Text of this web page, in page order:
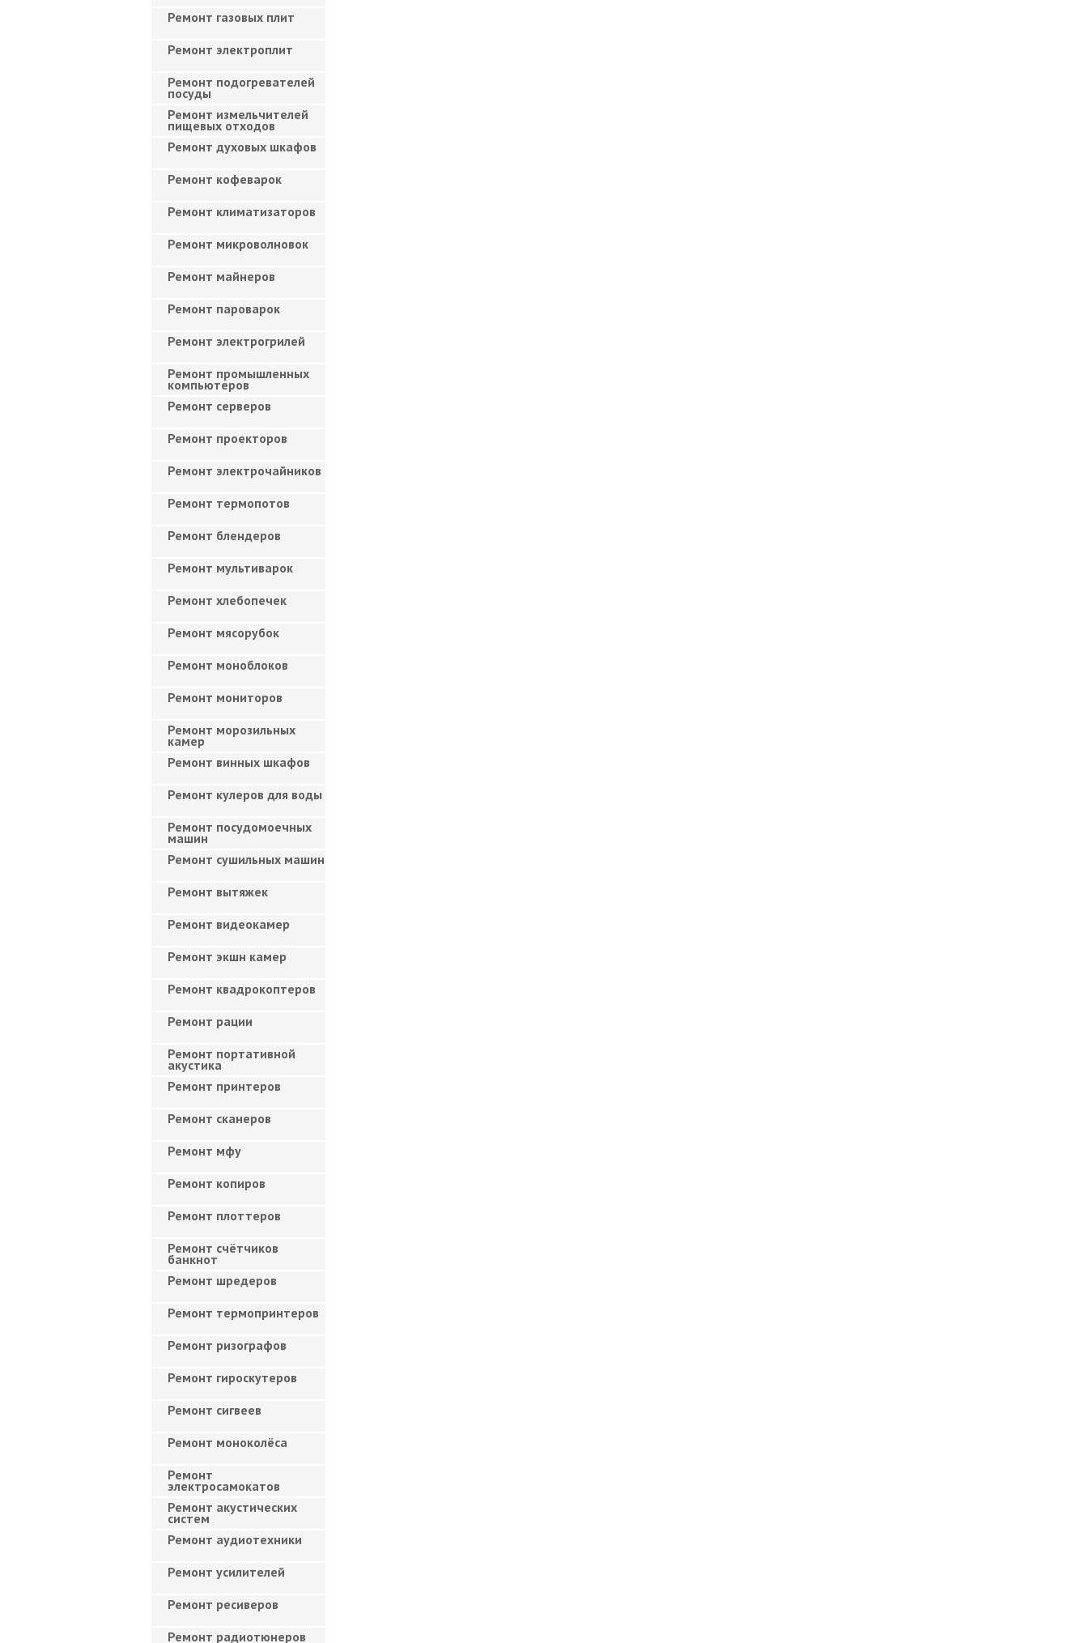
Ремонт газовых плит
Ремонт электроплит
Ремонт подогревателей
посуды
Ремонт измельчителей
пищевых отходов
Ремонт духовых шкафов
Ремонт кофеварок
Ремонт климатизаторов
Ремонт микроволновок
Ремонт майнеров
Ремонт пароварок
Ремонт электрогрилей
Ремонт промышленных
компьютеров
Ремонт серверов
Ремонт проекторов
Ремонт электрочайников
Ремонт термопотов
Ремонт блендеров
Ремонт мультиварок
Ремонт хлебопечек
Ремонт мясорубок
Ремонт моноблоков
Ремонт мониторов
Ремонт морозильных
камер
Ремонт винных шкафов
Ремонт кулеров для воды
Ремонт посудомоечных
машин
Ремонт сушильных машин
Ремонт вытяжек
Ремонт видеокамер
Ремонт экшн камер
Ремонт квадрокоптеров
Ремонт рации
Ремонт портативной
акустика
Ремонт принтеров
Ремонт сканеров
Ремонт мфу
Ремонт копиров
Ремонт плоттеров
Ремонт счётчиков
банкнот
Ремонт шредеров
Ремонт термопринтеров
Ремонт ризографов
Ремонт гироскутеров
Ремонт сигвеев
Ремонт моноколёса
Ремонт
электросамокатов
Ремонт акустических
систем
Ремонт аудиотехники
Ремонт усилителей
Ремонт ресиверов
Ремонт радиотюнеров